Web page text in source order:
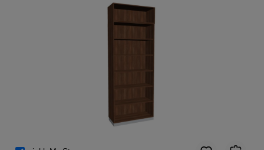
Bildergalerie überspringen